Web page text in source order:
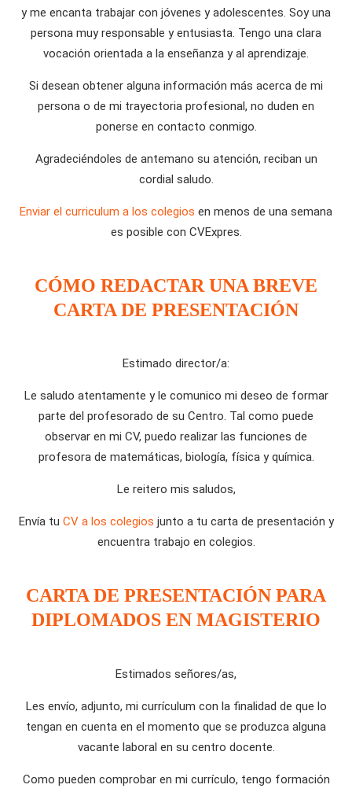
y me encanta trabajar con jóvenes y adolescentes. Soy una
persona muy responsable y entusiasta. Tengo una clara
vocación orientada a la enseñanza y al aprendizaje.
Si desean obtener alguna información más acerca de mi
persona o de mi trayectoria profesional, no duden en
ponerse en contacto conmigo.
Agradeciéndoles de antemano su atención, reciban un
cordial saludo.
Enviar el curriculum a los colegios en menos de una semana
es posible con CVExpres.
CÓMO REDACTAR UNA BREVE
CARTA DE PRESENTACIÓN
Estimado director/a:
Le saludo atentamente y le comunico mi deseo de formar
parte del profesorado de su Centro. Tal como puede
observar en mi CV, puedo realizar las funciones de
profesora de matemáticas, biología, física y química.
Le reitero mis saludos,
Envía tu CV a los colegios junto a tu carta de presentación y
encuentra trabajo en colegios.
CARTA DE PRESENTACIÓN PARA
DIPLOMADOS EN MAGISTERIO
Estimados señores/as,
Les envío, adjunto, mi currículum con la finalidad de que lo
tengan en cuenta en el momento que se produzca alguna
vacante laboral en su centro docente.
Como pueden comprobar en mi currículo, tengo formación